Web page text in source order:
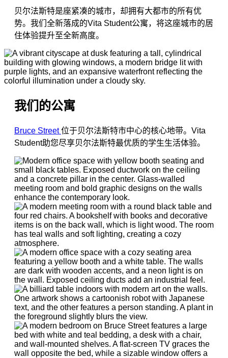
贝尔法斯特是座紧凑的城市，却拥有大都市的所有优
势。我们全新落成的Vita Student公寓，将这座城市的居
住体验提升至全新高度。
我们的公寓
Bruce Street位于贝尔法斯特市中心的核心地带。Vita
Student助您尽享贝尔法斯特最优质的学生生活体验。